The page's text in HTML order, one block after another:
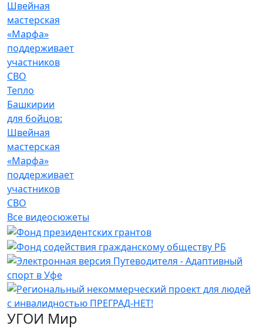
Тепло
Башкирии
для бойцов:
Швейная
мастерская
«Марфа»
поддерживает
участников
СВО
Все видеосюжеты
УГОИ Мир